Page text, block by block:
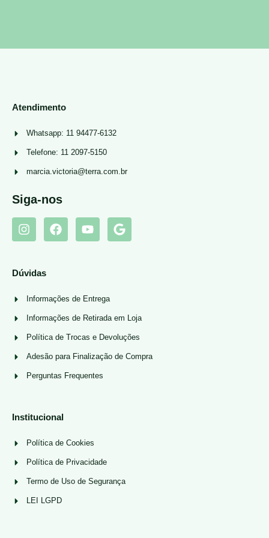
Atendimento
Whatsapp: 11 94477-6132
Telefone: 11 2097-5150
marcia.victoria@terra.com.br
Siga-nos
Dúvidas
Informações de Entrega
Informações de Retirada em Loja
Política de Trocas e Devoluções
Adesão para Finalização de Compra
Perguntas Frequentes
Institucional
Política de Cookies
Política de Privacidade
Termo de Uso de Segurança
LEI LGPD